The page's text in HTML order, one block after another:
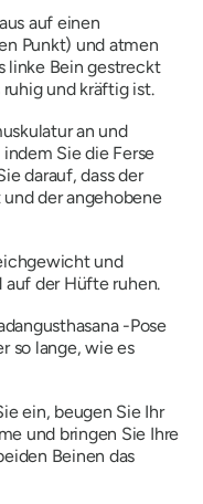
auf einen
Punkt) und atmen
linke Bein gestreckt
ruhig und kräftig ist.
an und
Sie die Ferse
darauf, dass der
der angehobene
und
der Hüfte ruhen.
-Pose
so lange, wie es
ein, beugen Sie Ihr
und bringen Sie Ihre
Beinen das